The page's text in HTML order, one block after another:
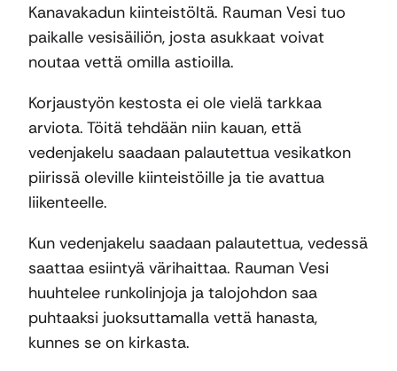
Kanavakadun kiinteistöltä. Rauman Vesi tuo
paikalle vesisäiliön, josta asukkaat voivat
noutaa vettä omilla astioilla.
Korjaustyön kestosta ei ole vielä tarkkaa
arviota. Töitä tehdään niin kauan, että
vedenjakelu saadaan palautettua vesikatkon
piirissä oleville kiinteistöille ja tie avattua
liikenteelle.
Kun vedenjakelu saadaan palautettua, vedessä
saattaa esiintyä värihaittaa. Rauman Vesi
huuhtelee runkolinjoja ja talojohdon saa
puhtaaksi juoksuttamalla vettä hanasta,
kunnes se on kirkasta.